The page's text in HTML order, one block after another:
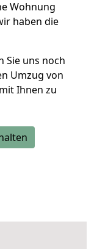
Wohnung
haben die
Sie uns noch
Umzug von
Ihnen zu